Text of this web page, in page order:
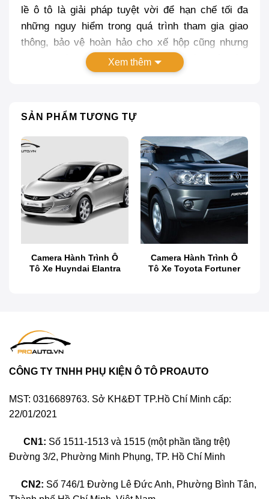
lề ô tô là giải pháp tuyệt vời để hạn chế tối đa
những nguy hiểm trong quá trình tham gia giao
thông, bảo vệ hoàn hảo cho xế hộp cũng nhưng
sự an toàn cho bản thân. Trong bài viết này,
Proauto.vn cung cấp cho bạn những kinh nghiệm
Camera cập lề ô tô là gì?
Xem thêm
SẢN PHẨM TƯƠNG TỰ
Camera Hành Trình Ô
Tô Xe Huyndai Elantra
Camera Hành Trình Ô
Tô Xe Toyota Fortuner
CÔNG TY TNHH PHỤ KIỆN Ô TÔ PROAUTO
MST: 0316689763. Sở KH&ĐT TP.Hồ Chí Minh cấp:
22/01/2021
CN1: Số 1511-1513 và 1515 (một phần tầng trệt)
Đường 3/2, Phường Minh Phụng, TP. Hồ Chí Minh
CN2: Số 746/1 Đường Lê Đức Anh, Phường Bình Tân,